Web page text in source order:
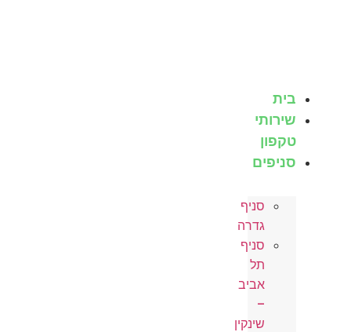
בית
שירותי
טקפון
סניפים
סניף
גדרה
סניף
תל
אביב
–
שינקין